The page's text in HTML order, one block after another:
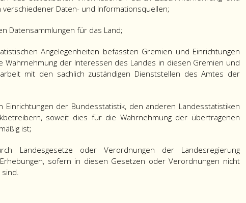
verschiedener Daten- und Informationsquellen;
Datensammlungen für das Land;
Angelegenheiten befassten Gremien und Einrichtungen
Wahrnehmung der Interessen des Landes in diesen Gremien und
mit den sachlich zuständigen Dienststellen des Amtes der
Einrichtungen der Bundesstatistik, den anderen Landesstatistiken
soweit dies für die Wahrnehmung der übertragenen
ist;
Landesgesetze oder Verordnungen der Landesregierung
sofern in diesen Gesetzen oder Verordnungen nicht